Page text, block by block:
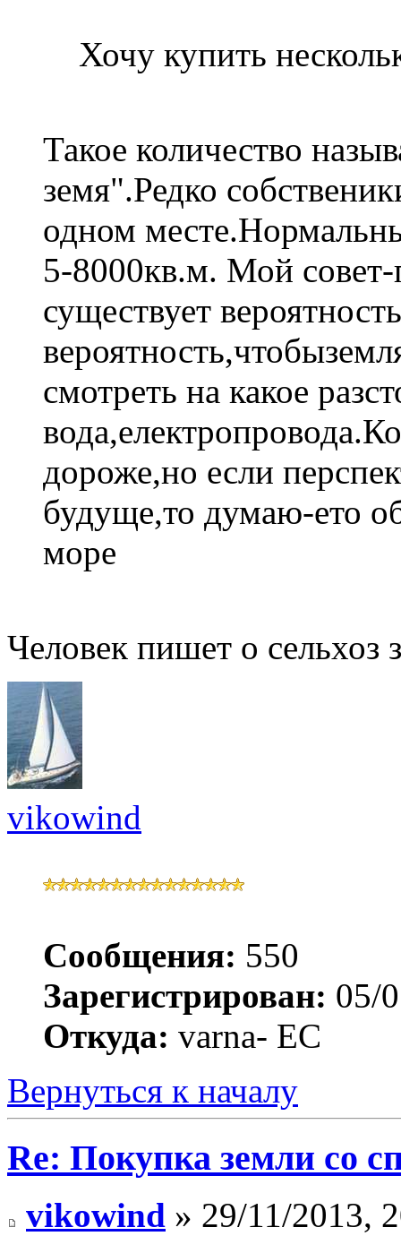
Хочу купить
Такое количество
земя".Редко
одном
5-8000кв.м. Мой совет-
существует
смотреть на какое
дороже,но если
будуще,то думаю-ето
море
Человек пишет о сельхоз
vikowind
Сообщения: 550
Зарегистрирован: 05/
Откуда: varna- ЕС
Вернуться к началу
Re: Покупка земли со
vikowind » 29/11/2013,